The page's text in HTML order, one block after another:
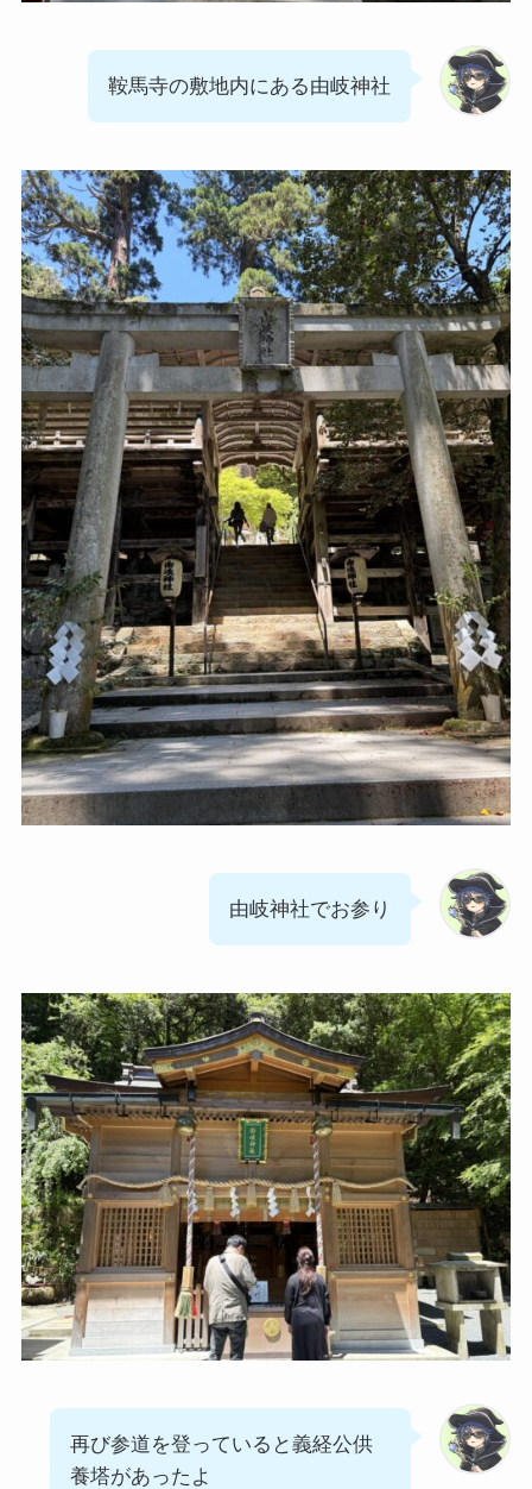
鞍馬寺の敷地内にある由岐神社
由岐神社でお参り
再び参道を登っていると義経公供
養塔があったよ